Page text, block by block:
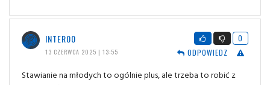
INTER00
13 CZERWCA 2025 | 13:55
0
ODPOWIEDZ
Stawianie na młodych to ogólnie plus, ale trzeba to robić z